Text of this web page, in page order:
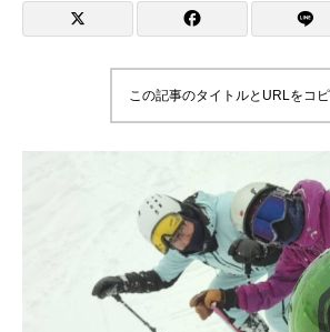
スキー場から選ぶ
鷲ヶ岳＆高鷲スノーパーク
白馬五竜FA
この記事のタイトルとURLをコ